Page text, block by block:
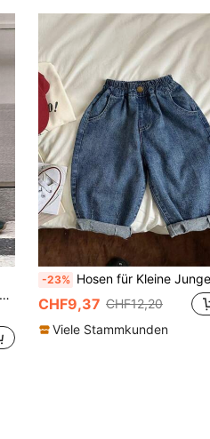
-23% Hosen für Kleine Jungen in lockerer Passform,
CHF9,37 CHF12,20
Viele Stammkunden